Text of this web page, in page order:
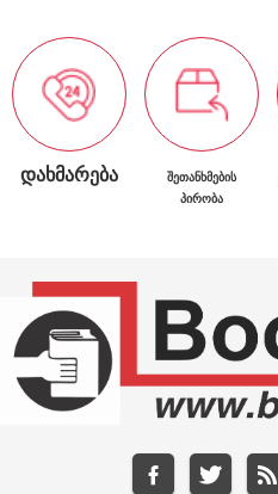
ᲓᲐᲮᲛᲐᲠᲔᲑᲐ
ᲨᲔᲗᲐᲜᲮᲛᲔᲑᲘᲡ
ᲞᲘᲠᲝᲑᲐ